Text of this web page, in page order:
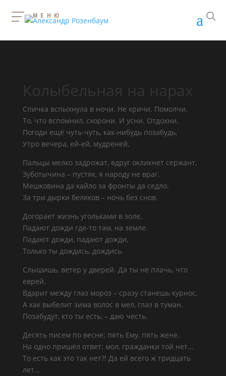
Колыбельная на нарах
Спичка вспыхнула в ночи. Не кричи. Помолчи.
То, что вспомнил, схорони. И усни. Отдохни.
Погоди ещё чуть-чуть, как-нибудь позабудь,
Утро вечера, ей-ей, мудреней.
Пальцы мелко задрожат, вдруг окликнет сержант,
Зуботычина – пустяк, я народу не враг.
Мешковина да кайло за фронты да седло.
За три дырки беляков – ночь без снов.
Догорает жизнь угольками в золе.
Падают дожди где-то там, на земле.
Падают дожди, падают дожди,
Только ты дождись, дождись.
Слышишь, ветер у дверей. Да ты не плачь, что
еврей.
Вдарит между глаз мороз – сразу станешь курнос,
А как выбелит зима волос в мел, глаз в туман,
Позабудут, кто ты есть, – даю честь.
Десять писем по весне: пять Ему, пять жене.
На одно пришёл ответ: мол, гражданки той нет…
То есть как это так нет?! Да ей всего ж тридцать
лет…
МЕНЮ